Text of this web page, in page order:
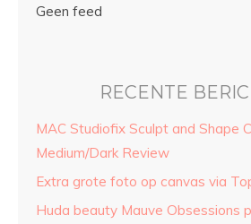
Geen feed
RECENTE
MAC Studiofix Sculpt and Shape
Medium/Dark Review
Extra grote foto op canvas via
Huda beauty Mauve Obsessions